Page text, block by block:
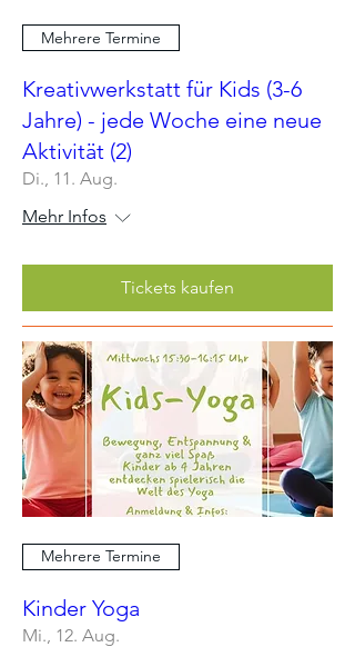
Mehrere Termine
Kreativwerkstatt für Kids (3-6
Jahre) - jede Woche eine neue
Aktivität (2)
Di., 11. Aug.
Mehr Infos
Tickets kaufen
Mehrere Termine
Kinder Yoga
Mi., 12. Aug.